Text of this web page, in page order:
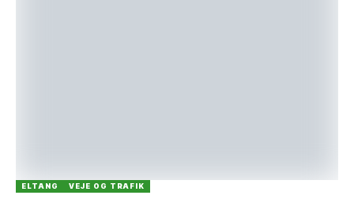
ELTANG VEJE OG TRAFIK